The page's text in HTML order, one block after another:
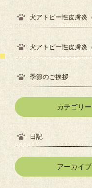
季節のご挨拶
カテゴリー
日記
アーカイブ